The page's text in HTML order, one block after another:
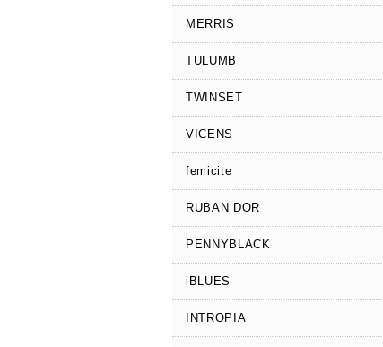
MERRIS
TULUMB
TWINSET
VICENS
femicite
RUBAN DOR
PENNYBLACK
iBLUES
INTROPIA